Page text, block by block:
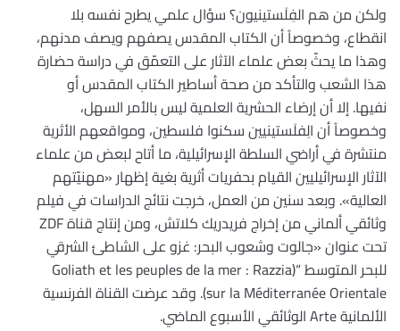
ولكن من هم الفِلَستينيون؟ سؤال علمي يطرح نفسه بلا
انقطاع، وخصوصاً أن الكتاب المقدس يصفهم ويصف مدنهم،
وهذا ما يحثّ بعض علماء الآثار على التعمّق في دراسة حضارة
هذا الشعب والتأكد من صحة أساطير الكتاب المقدس أو
نفيها. إلا أن إرضاء الحشرية العلمية ليس بالأمر السهل،
وخصوصاً أن الِفلَستينيين سكنوا فلسطين، ومواقعهم الأثرية
منتشرة في أراضي السلطة الإسرائيلية، ما أتاح لبعض من علماء
الآثار الإسرائيليين القيام بحفريات أثرية بغية إظهار «مهنيّتهم
العالية». وبعد سنين من العمل، خرجت نتائج الدراسات في فيلم
وثائقي ألماني من إخراج فريدريك كلاتش، ومن إنتاج قناة ZDF
تحت عنوان «جالوت وشعوب البحر: غزو على الشاطئ الشرقي
للبحر المتوسط “(Goliath et les peuples de la mer : Razzia
sur la Méditerranée Orientale). وقد عرضت القناة الفرنسية
الألمانية Arte الوثائقي الأسبوع الماضي.